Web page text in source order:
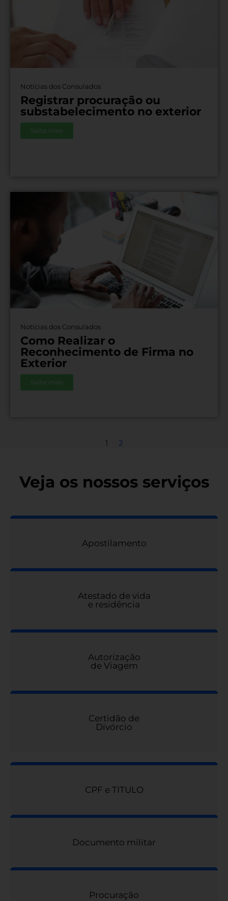
Notícias dos Consulados
Registrar procuração ou
substabelecimento no exterior
Saiba mais
Notícias dos Consulados
Como Realizar o
Reconhecimento de Firma no
Exterior
Saiba mais
1 2
Veja os nossos serviços
Apostilamento
Atestado de vida
e residência
Autorização
de Viagem
Certidão de
Divórcio
CPF e TITULO
Documento militar
Procuração